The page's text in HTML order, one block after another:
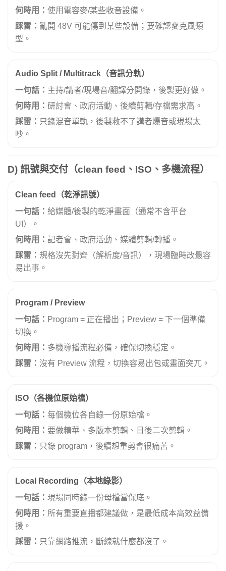
何時用： 使用電容麥/某些收音設備。
踩雷： 亂開 48V 可能傷到某些設備；要確認麥克風類
型。
Audio Split / Multitrack（音訊分軌）
一句話： 主持/講者/現場音/翻譯分開錄，後製更好做。
何時用： 研討會、政府活動、後續剪輯/存檔需求高。
踩雷： 只錄混音單軌，後製救不了講者爆音或現場太
吵。
D) 訊號與交付（clean feed、ISO、多機流程）
Clean feed（乾淨訊號）
一句話： 給媒體/後製的乾淨畫面（通常不含平台
UI）。
何時用： 記者會、政府活動、媒體剪輯/轉播。
踩雷： 規格沒先對齊（解析度/音訊），現場臨時改最容
易出事。
Program / Preview
一句話： Program = 正在播出；Preview = 下一個準備
切換。
何時用： 多機導播流程必備，確保切換穩定。
踩雷： 沒有 Preview 流程，切換容易出包或畫面突兀。
ISO（各機位原始檔）
一句話： 每個機位各自錄一份原始檔。
何時用： 要做精華、多版本剪輯、日後二次剪輯。
踩雷： 只錄 program，後續想重剪會很痛苦。
Local Recording（本地錄影）
一句話： 現場同時錄一份母檔當保底。
何時用： 所有重要直播都建議做，是最低成本高效益備
援。
踩雷： 只靠網路推流，斷線就什麼都沒了。